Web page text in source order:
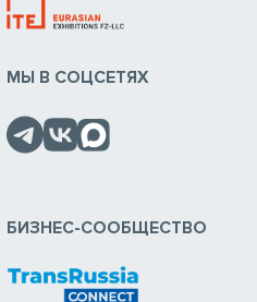
МЫ В СОЦСЕТЯХ
БИЗНЕС-СООБЩЕСТВО